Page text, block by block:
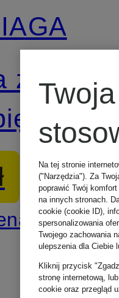
z
Na tej stronie
("Narzędzia"). Za
poprawić Twój
na innych stronach.
cookie (cookie ID),
spersonalizowania
Twojego zachowania
ulepszenia dla Ciebie
Kliknij przycisk
stronę internetową,
cookie oraz przegląd